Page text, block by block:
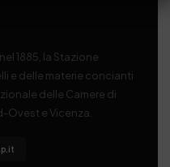
1885, la Stazione
e delle materie concianti
delle Camere di
Ovest e Vicenza.